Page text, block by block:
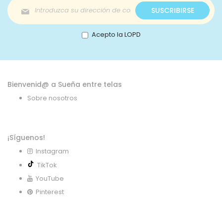
Inscríbase
a
nuestro
boletín
de
SUSCRIBIRSE
Acepto la LOPD
Bienvenid@ a Sueña entre telas
Sobre nosotros
¡Síguenos!
Instagram
TikTok
YouTube
Pinterest